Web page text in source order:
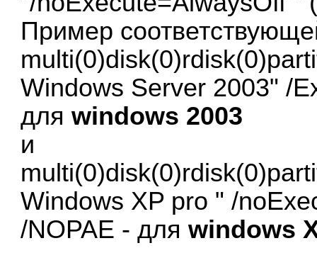
Пример
Windows Server 2003" /
дляwindows 2003
и
Windows XP pro " /
/NOPAE - дляwindows